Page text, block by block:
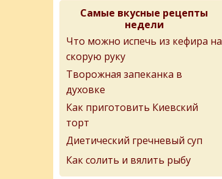
Самые вкусные рецепты
недели
Что можно испечь из кефира на
скорую руку
Творожная запеканка в
духовке
Как приготовить Киевский
торт
Диетический гречневый суп
Как солить и вялить рыбу